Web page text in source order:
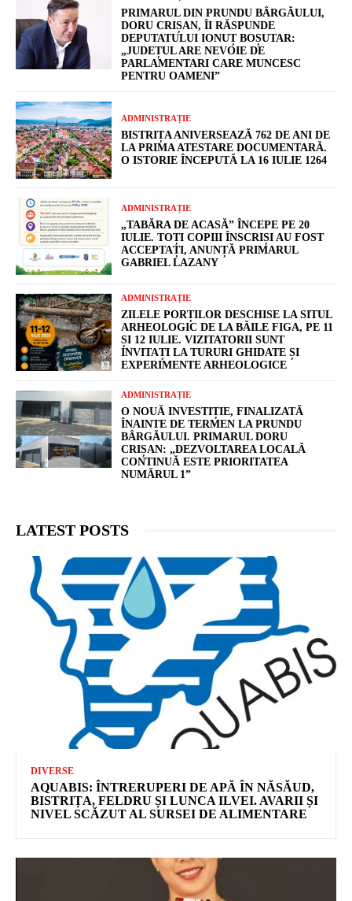
PRIMARUL DIN PRUNDU BÂRGĂULUI,
DORU CRIȘAN, ÎI RĂSPUNDE
DEPUTATULUI IONUȚ BOȘUTAR:
„JUDEȚUL ARE NEVOIE DE
PARLAMENTARI CARE MUNCESC
PENTRU OAMENI”
ADMINISTRAȚIE
BISTRIȚA ANIVERSEAZĂ 762 DE ANI DE
LA PRIMA ATESTARE DOCUMENTARĂ.
O ISTORIE ÎNCEPUTĂ LA 16 IULIE 1264
ADMINISTRAȚIE
„TABĂRA DE ACASĂ” ÎNCEPE PE 20
IULIE. TOȚI COPIII ÎNSCRIȘI AU FOST
ACCEPTAȚI, ANUNȚĂ PRIMARUL
GABRIEL LAZANY
ADMINISTRAȚIE
ZILELE PORȚILOR DESCHISE LA SITUL
ARHEOLOGIC DE LA BĂILE FIGA, PE 11
ȘI 12 IULIE. VIZITATORII SUNT
INVITAȚI LA TURURI GHIDATE ȘI
EXPERIMENTE ARHEOLOGICE
ADMINISTRAȚIE
O NOUĂ INVESTIȚIE, FINALIZATĂ
ÎNAINTE DE TERMEN LA PRUNDU
BÂRGĂULUI. PRIMARUL DORU
CRIȘAN: „DEZVOLTAREA LOCALĂ
CONTINUĂ ESTE PRIORITATEA
NUMĂRUL 1”
LATEST POSTS
DIVERSE
AQUABIS: ÎNTRERUPERI DE APĂ ÎN NĂSĂUD,
BISTRIȚA, FELDRU ȘI LUNCA ILVEI. AVARII ȘI
NIVEL SCĂZUT AL SURSEI DE ALIMENTARE